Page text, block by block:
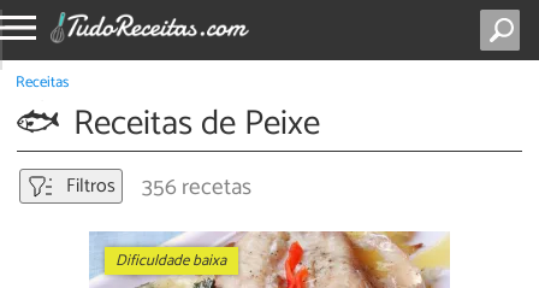
Receitas
Receitas de Peixe
Filtros 356 recetas
Dificuldade baixa